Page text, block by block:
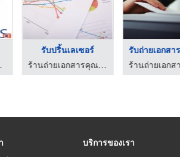
ปอร์
รับปริ้นเลเซอร์
ร้านถ่ายเอกสารคุณภาพสูง ก๊อปปี้สตาร์
บริการของเรา